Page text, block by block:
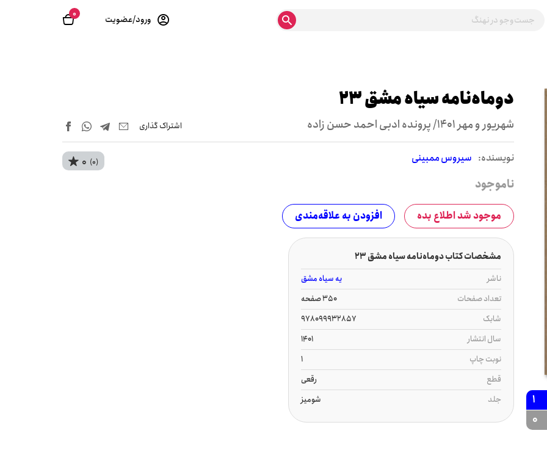
0 ورود/عضویت
1
0
دوماه‌نامه سیاه مشق 23
شهریور و مهر 1401/ پرونده ادبی احمد حسن زاده اشتراک‌ گذاری
نويسنده: سیروس ممبینی 0 (0)
ناموجود
موجود شد اطلاع بده افزودن به علاقه‌مندی
مشخصات کتاب دوماه‌نامه سیاه مشق 23
ناشر
یه سیاه مشق
تعداد صفحات
350 صفحه
شابک
978099932857
سال انتشار
1401
نوبت چاپ
1
قطع
رقعی
جلد
شومیز